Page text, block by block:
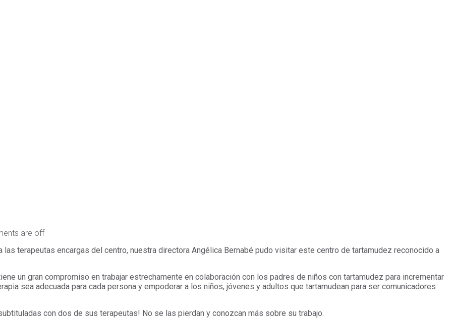
are off
las terapeutas encargas del centro, nuestra directora Angélica Bernabé pudo visitar este centro de tartamudez reconocido a
un gran compromiso en trabajar estrechamente en colaboración con los padres de niños con tartamudez para incrementar
sea adecuada para cada persona y empoderar a los niños, jóvenes y adultos que tartamudean para ser comunicadores
con dos de sus terapeutas! No se las pierdan y conozcan más sobre su trabajo.